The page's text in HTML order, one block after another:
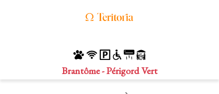
Brantôme - Périgord Vert